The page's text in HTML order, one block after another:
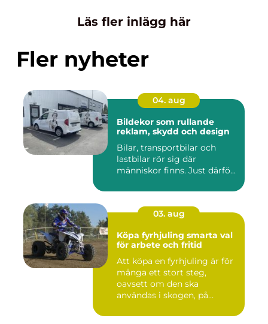
Läs fler inlägg här
Fler nyheter
04. aug
Bildekor som rullande
reklam, skydd och design
Bilar, transportbilar och
lastbilar rör sig där
människor finns. Just därfö...
03. aug
Köpa fyrhjuling smarta val
för arbete och fritid
Att köpa en fyrhjuling är för
många ett stort steg,
oavsett om den ska
användas i skogen, på